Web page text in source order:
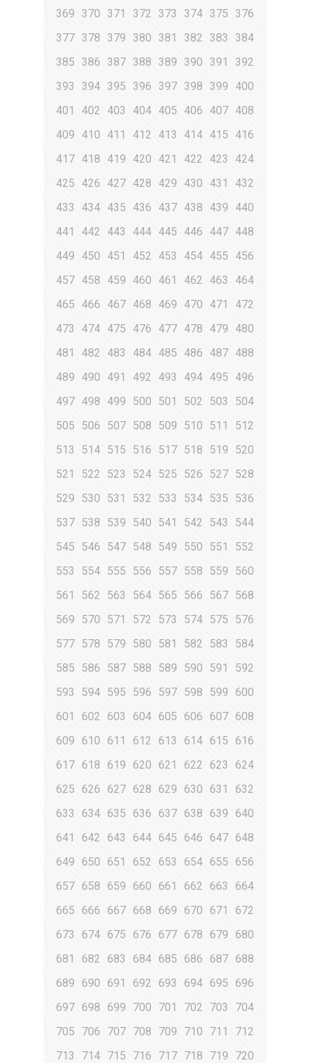
369 370 371 372 373 374 375 376
377 378 379 380 381 382 383
384
385
386 387 388 389 390 391
392
393
394 395 396 397 398 399
400
401
402 403 404 405 406 407 408
409
410 411 412 413 414 415
416
417 418 419 420 421 422 423
424
425
426 427 428 429 430 431
432
433
434 435 436 437 438 439
440
441
442 443 444 445 446 447 448
449
450 451 452 453 454 455
456
457 458 459 460 461 462 463
464
465
466 467 468 469 470 471
472
473
474 475 476 477 478 479
480
481
482 483 484 485 486 487 488
489
490 491 492 493 494 495
496
497 498 499 500 501 502 503
504
505
506 507 508 509 510 511
512
513
514 515 516 517 518 519
520
521
522 523 524 525 526 527 528
529
530 531 532 533 534 535
536
537 538 539 540 541 542 543
544
545
546 547 548 549 550 551
552
553
554 555 556 557 558 559
560
561
562 563 564 565 566 567 568
569
570 571 572 573 574 575
576
577 578 579 580 581 582 583
584
585
586 587 588 589 590 591
592
593
594 595 596 597 598 599
600
601
602 603 604 605 606 607 608
609
610 611 612 613 614 615
616
617 618 619 620 621 622 623
624
625
626 627 628 629 630 631
632
633
634 635 636 637 638 639 640
641
642 643 644 645 646 647 648
649
650 651 652 653 654 655 656
657 658 659 660 661 662 663
664
665
666 667 668 669 670 671
672
673
674 675 676 677 678 679
680
681
682 683 684 685 686 687 688
689
690 691 692 693 694 695
696
697 698 699 700 701 702 703
704
705
706 707 708 709 710 711
712
713
714 715 716 717 718 719
720